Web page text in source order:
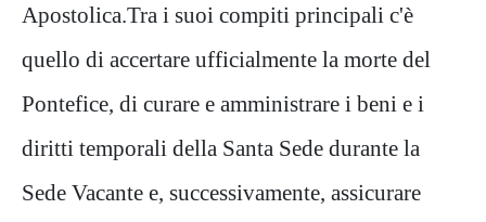
Apostolica.Tra i suoi compiti principali c'è
quello di accertare ufficialmente la morte del
Pontefice, di curare e amministrare i beni e i
diritti temporali della Santa Sede durante la
Sede Vacante e, successivamente, assicurare